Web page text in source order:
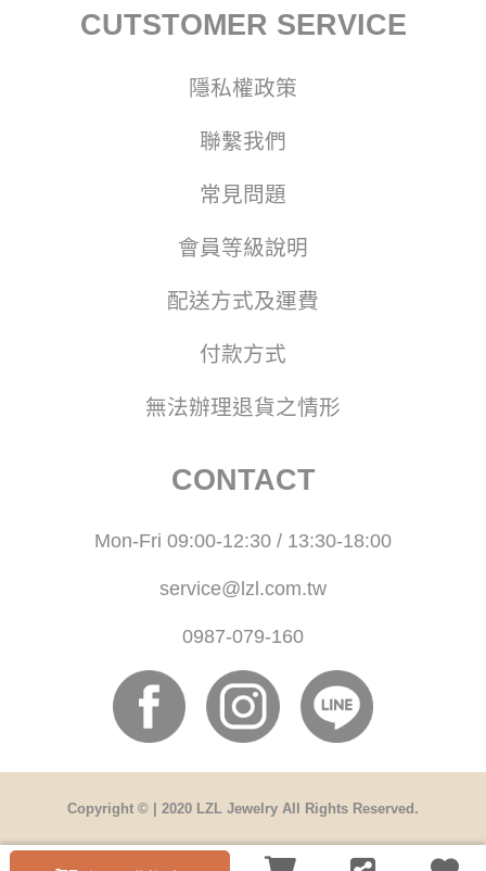
CUTSTOMER SERVICE
隱私權政策
聯繫我們
常見問題
會員等級說明
配送方式及運費
付款方式
無法辦理退貨之情形
CONTACT
Mon-Fri 09:00-12:30 / 13:30-18:00
service@lzl.com.tw
0987-079-160
Copyright © | 2020 LZL Jewelry All Rights Reserved.